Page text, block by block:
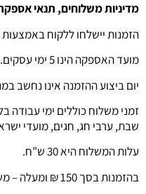
מדיניות משלוחים, תנאי
הזמנות יישלחו ללקוח
מועד האספקה הינו 5 ימי עסקים.
יום ביצוע ההזמנה אינו נחשב
זמני משלוח כוללים ימי עבודה
שבת, ערבי חג, חגים, מועדי
עלות המשלוח היא 30 ש”ח.
בהזמנות בסך 150 ₪ ומעלה – משלוח עד הבית חינם.